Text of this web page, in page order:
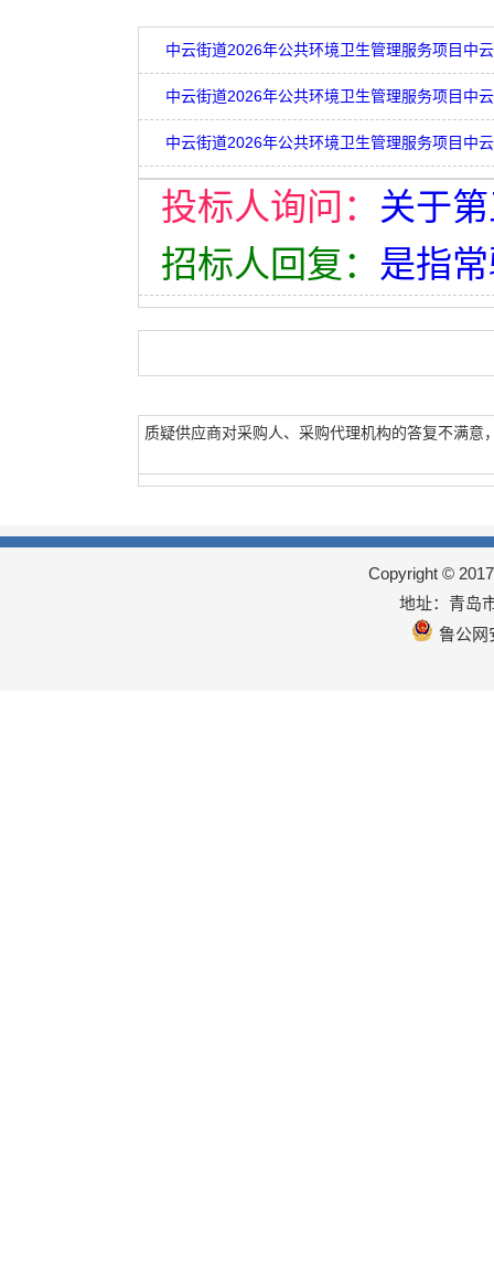
投标人询问： 关于第五章评标办法中人员配备：拟投入本项
招标人回复： 是指常驻
质疑供应商对采购人、采购代理机构的答复不满
Copyright ©
地址：青岛
鲁公网